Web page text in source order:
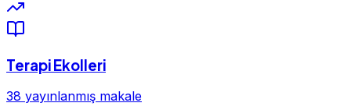
Terapi Ekolleri
38 yayınlanmış makale